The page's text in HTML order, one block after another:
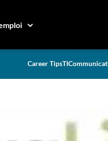
Career TipsTI
consultés